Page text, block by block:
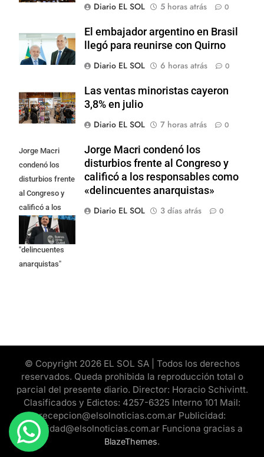
Diario EL SOL
5 horas atrás 0
El embajador argentino en Brasil
llegó para reunirse con Quirno
Diario EL SOL
6 horas atrás 0
Las ventas minoristas cayeron
3,8% en julio
Diario EL SOL
7 horas atrás 0
Jorge Macri
condenó los
disturbios frente
al Congreso y
calificó a los
responsables
como
"delincuentes
anarquistas"
Jorge Macri condenó los
disturbios frente al Congreso y
calificó a los responsables como
«delincuentes anarquistas»
Diario EL SOL
3 días atrás 0
© Copyright 2026 EL SOL SA | Todos los derechos
reservados. Queda prohibida la reproducción total o
parcial del presente diario. Director: Horacio Schivintt.
Clasificados y Edictos: 4257-6325 Interno 101 Mail:
recepcion@elsolnoticias.com.ar Publicidad:
publicidad@elsolnoticias.com.ar Funciona gracias a
BlazeThemes.